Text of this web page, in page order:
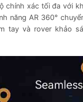
chính xác tối đa với
năng AR 360°
tay và rover khảo